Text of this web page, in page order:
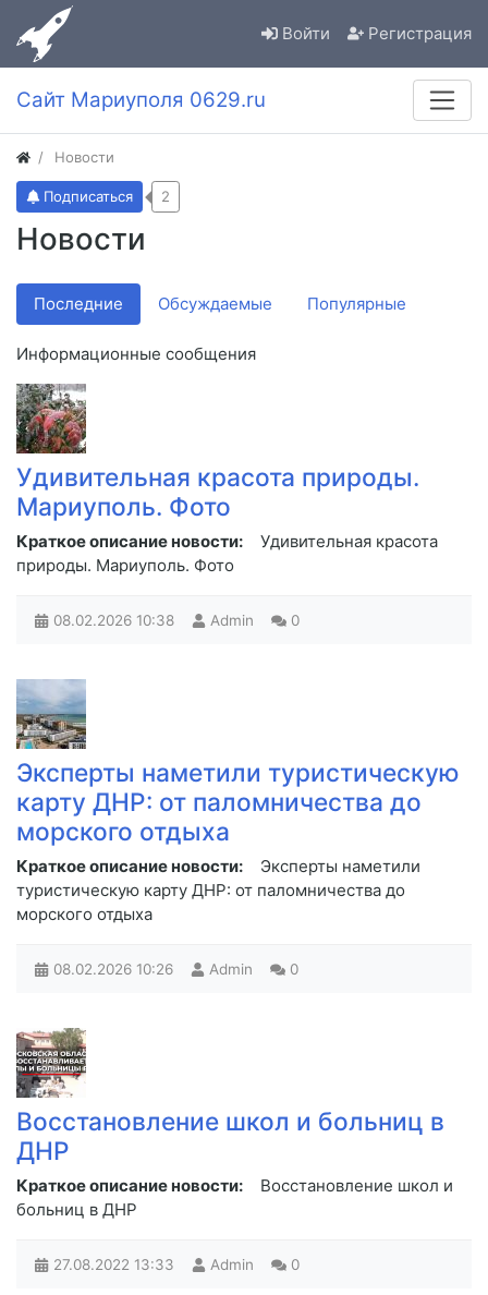
Войти Регистрация
Сайт Мариуполя 0629.ru
Новости
Новости
Подписаться 2
Последние Обсуждаемые Популярные
Информационные сообщения
Удивительная красота природы.
Мариуполь. Фото
Краткое описание новости:
Удивительная красота
природы. Мариуполь. Фото
08.02.2026 10:38 Admin 0
Эксперты наметили туристическую
карту ДНР: от паломничества до
морского отдыха
Краткое описание новости:
Эксперты наметили
туристическую карту ДНР: от паломничества до
морского отдыха
08.02.2026 10:26 Admin 0
Восстановление школ и больниц в
ДНР
Краткое описание новости:
Восстановление школ и
больниц в ДНР
27.08.2022 13:33 Admin 0